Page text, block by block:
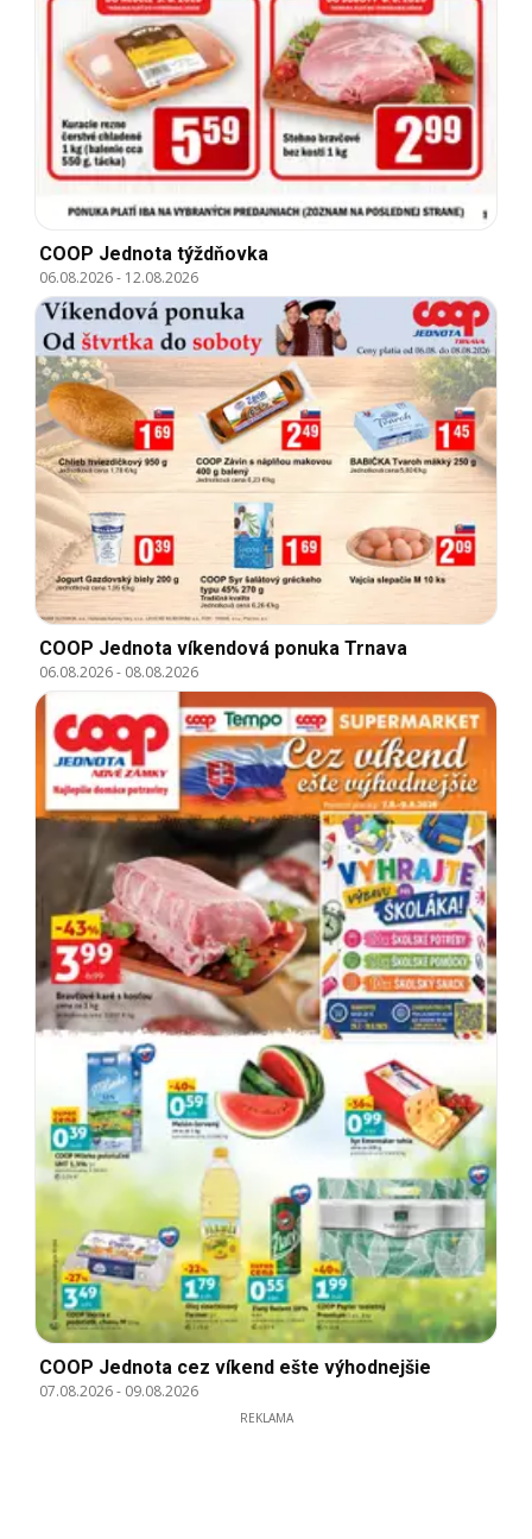
COOP Jednota týždňovka
06.08.2026- 12.08.2026
COOP Jednota víkendová ponuka Trnava
06.08.2026- 08.08.2026
COOP Jednota cez víkend ešte výhodnejšie
07.08.2026- 09.08.2026
REKLAMA